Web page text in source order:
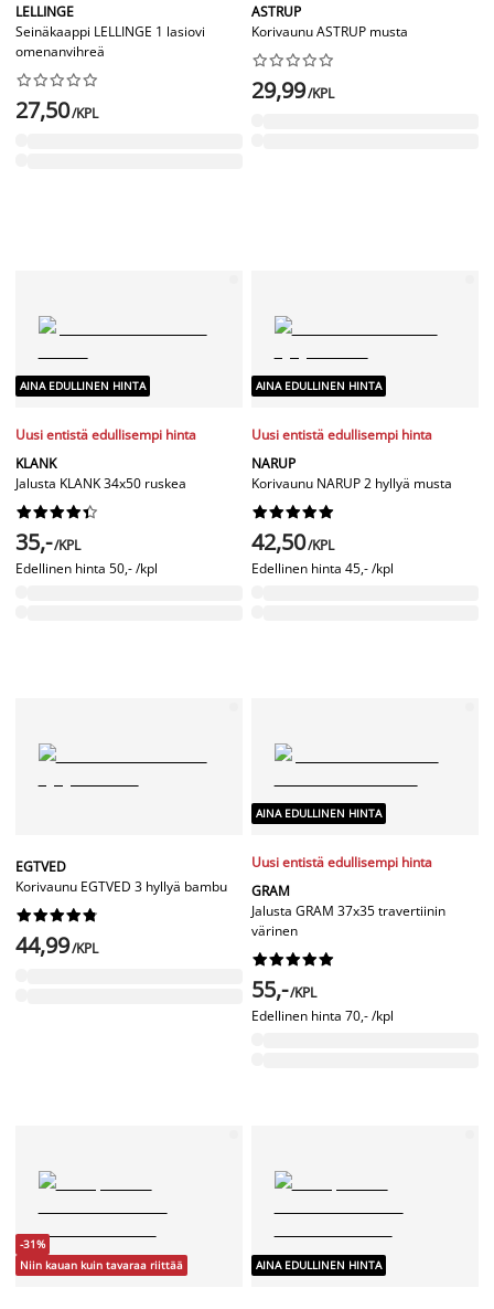
LELLINGE
Seinäkaappi LELLINGE 1 lasiovi
omenanvihreä






27,50/KPL
ASTRUP
Korivaunu ASTRUP musta






29,99/KPL
AINA EDULLINEN HINTA
Uusi entistä edullisempi hinta
KLANK
Jalusta KLANK 34x50 ruskea






35,-/KPL
Edellinen hinta 50,- /kpl
AINA EDULLINEN HINTA
Uusi entistä edullisempi hinta
NARUP
Korivaunu NARUP 2 hyllyä musta






42,50/KPL
Edellinen hinta 45,- /kpl
EGTVED
Korivaunu EGTVED 3 hyllyä bambu






44,99/KPL
AINA EDULLINEN HINTA
Uusi entistä edullisempi hinta
GRAM
Jalusta GRAM 37x35 travertiinin
värinen






55,-/KPL
Edellinen hinta 70,- /kpl
-31%
Niin kauan kuin tavaraa riittää
AINA EDULLINEN HINTA